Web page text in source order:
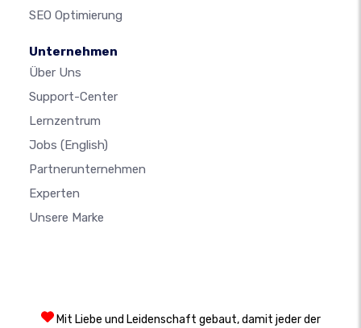
SEO Optimierung
Unternehmen
Über Uns
Support-Center
Lernzentrum
Jobs (English)
Partnerunternehmen
Experten
Unsere Marke
Mit Liebe und Leidenschaft gebaut, damit jeder der